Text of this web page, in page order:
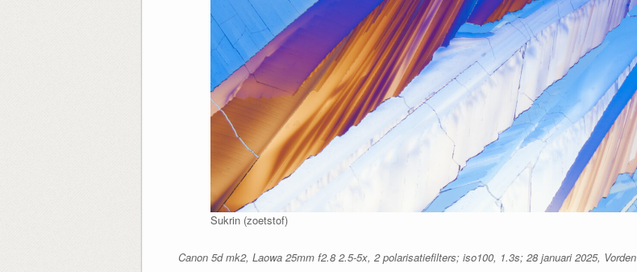
Sukrin (zoetstof)
Canon 5d mk2, Laowa 25mm f2.8 2.5-5x, 2 polarisatiefilters; iso100, 1.3s; 28 januari 2025, Vorden